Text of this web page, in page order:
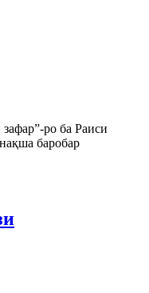
ро ба Раиси
баробар